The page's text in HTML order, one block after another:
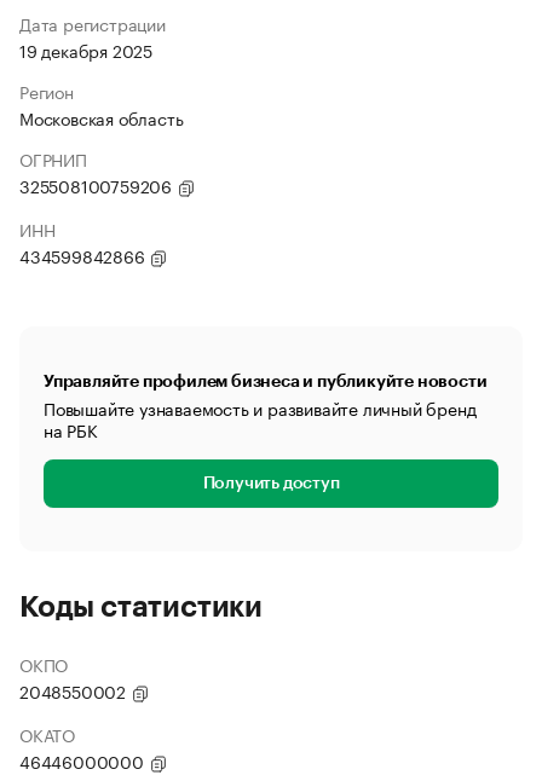
Дата регистрации
19 декабря 2025
Регион
Московская область
ОГРНИП
325508100759206
ИНН
434599842866
Управляйте профилем бизнеса и публикуйте новости
Повышайте узнаваемость и развивайте личный бренд
на РБК
Получить доступ
Коды статистики
ОКПО
2048550002
ОКАТО
46446000000